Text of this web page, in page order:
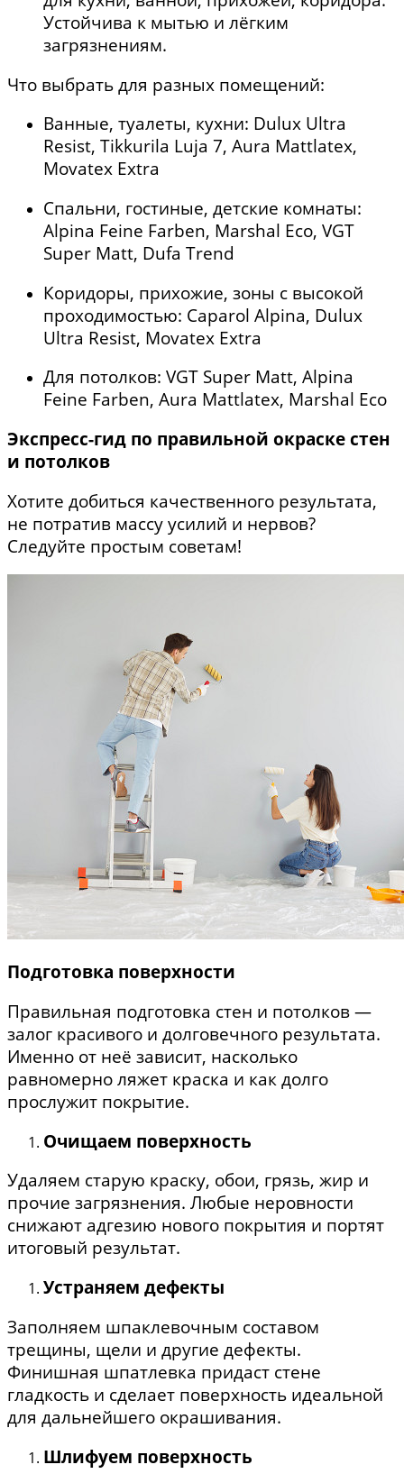
Устойчива к мытью и лёгким
загрязнениям.
Что выбрать для разных помещений:
Ванные, туалеты, кухни: Dulux Ultra
Resist, Tikkurila Luja 7, Aura Mattlatex,
Movatex Extra
Спальни, гостиные, детские комнаты:
Alpina Feine Farben, Marshal Eco, VGT
Super Matt, Dufa Trend
Коридоры, прихожие, зоны с высокой
проходимостью: Caparol Alpina, Dulux
Ultra Resist, Movatex Extra
Для потолков: VGT Super Matt, Alpina
Feine Farben, Aura Mattlatex, Marshal Eco
Экспресс-гид по правильной окраске стен
и потолков
Хотите добиться качественного результата,
не потратив массу усилий и нервов?
Следуйте простым советам!
Подготовка поверхности
Правильная подготовка стен и потолков —
залог красивого и долговечного результата.
Именно от неё зависит, насколько
равномерно ляжет краска и как долго
прослужит покрытие.
Очищаем поверхность
Удаляем старую краску, обои, грязь, жир и
прочие загрязнения. Любые неровности
снижают адгезию нового покрытия и портят
итоговый результат.
Устраняем дефекты
Заполняем шпаклевочным составом
трещины, щели и другие дефекты.
Финишная шпатлевка придаст стене
гладкость и сделает поверхность идеальной
для дальнейшего окрашивания.
Шлифуем поверхность